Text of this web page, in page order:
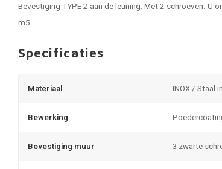
Bevestiging TYPE 2 aan de leuning: Met 2 schroeven. U
m5.
Specificaties
Materiaal INOX / Staal
Bewerking
Bevestiging muur 3 zwarte